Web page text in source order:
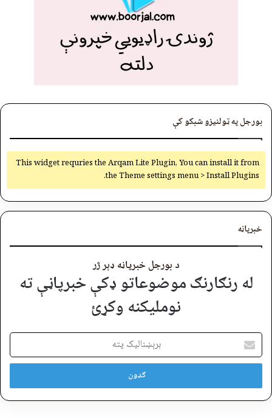
بورجل په ټولنیزو شبکو کې
This widget requries the Arqam Lite Plugin, You can install it from
the Theme settings menu > Install Plugins.
خبرپاڼه
د بورجل خبرپاڼه ډېر ژر
له رنګارنګ موضوعاتو ډکې خبرپاڼې ته
نوملیکنه وکړئ
برېښنالیک
پته